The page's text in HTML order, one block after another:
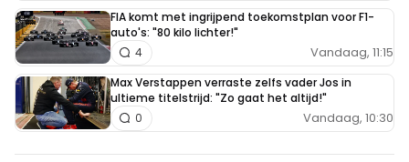
FIA komt met ingrijpend toekomstplan voor F1-
auto's: "80 kilo lichter!"
Vandaag, 11:15
4
Max Verstappen verraste zelfs vader Jos in
ultieme titelstrijd: "Zo gaat het altijd!"
Vandaag, 10:30
0